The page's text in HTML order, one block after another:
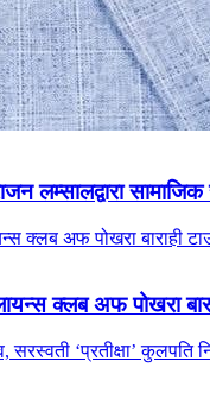
लम्सालद्वारा
क्लब अफ पोखरा